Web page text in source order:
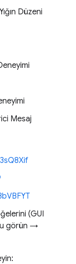
Düzeni
Mesaj
(GUI
görün →